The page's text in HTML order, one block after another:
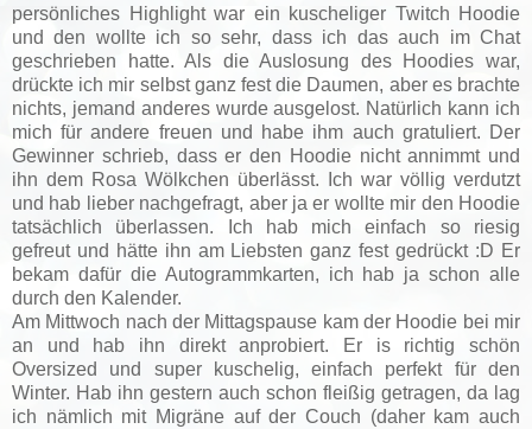
persönliches Highlight war ein kuscheliger Twitch Hoodie
und den wollte ich so sehr, dass ich das auch im Chat
geschrieben hatte. Als die Auslosung des Hoodies war,
drückte ich mir selbst ganz fest die Daumen, aber es brachte
nichts, jemand anderes wurde ausgelost. Natürlich kann ich
mich für andere freuen und habe ihm auch gratuliert. Der
Gewinner schrieb, dass er den Hoodie nicht annimmt und
ihn dem Rosa Wölkchen überlässt. Ich war völlig verdutzt
und hab lieber nachgefragt, aber ja er wollte mir den Hoodie
tatsächlich überlassen. Ich hab mich einfach so riesig
gefreut und hätte ihn am Liebsten ganz fest gedrückt :D Er
bekam dafür die Autogrammkarten, ich hab ja schon alle
durch den Kalender.
Am Mittwoch nach der Mittagspause kam der Hoodie bei mir
an und hab ihn direkt anprobiert. Er is richtig schön
Oversized und super kuschelig, einfach perfekt für den
Winter. Hab ihn gestern auch schon fleißig getragen, da lag
ich nämlich mit Migräne auf der Couch (daher kam auch